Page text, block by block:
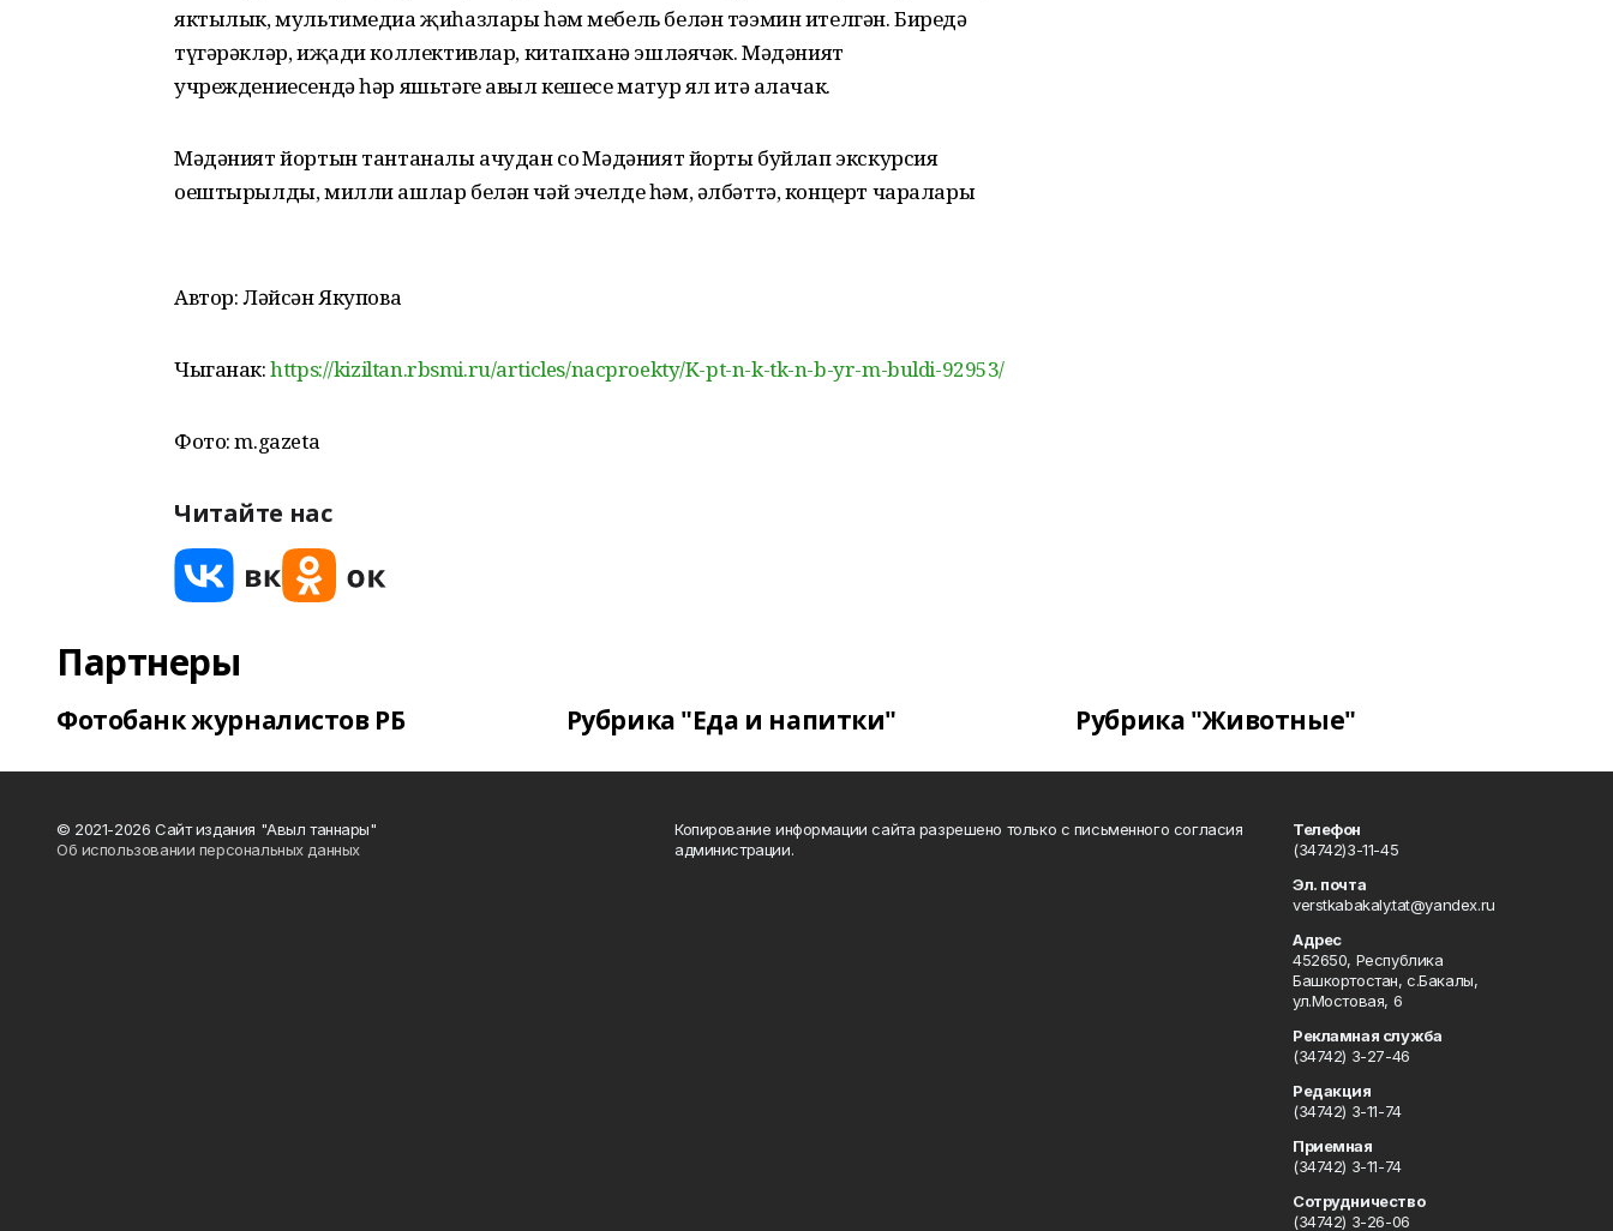
яктылык, мультимедиа җиһазлары һәм мебель белән тәэмин ителгән. Биредә
түгәрәкләр, иҗади коллективлар, китапханә эшләячәк. Мәдәният
учреждениесендә һәр яшьтәге авыл кешесе матур ял итә алачак.
Мәдәният йортын тантаналы ачудан соң Мәдәният йорты буйлап экскурсия
оештырылды, милли ашлар белән чәй эчелде һәм, әлбәттә, концерт чаралары
Автор: Ләйсән Якупова
Чыганак:https://kiziltan.rbsmi.ru/articles/nacproekty/K-pt-n-k-tk-n-b-yr-m-buldi-92953/
Фото: m.gazeta
Читайте нас
Партнеры
Фотобанк журналистов РБ Рубрика "Еда и напитки" Рубрика "Животные"
© 2021-2026 Сайт издания "Авыл таннары"
Об использовании персональных данных
Копирование информации сайта разрешено только с письменного согласия
администрации.
Телефон
(34742)3-11-45
Эл. почта
verstkabakaly.tat@yandex.ru
Адрес
452650, Республика
Башкортостан, с.Бакалы,
ул.Мостовая, 6
Рекламная служба
(34742) 3-27-46
Редакция
(34742) 3-11-74
Приемная
(34742) 3-11-74
Сотрудничество
(34742) 3-26-06